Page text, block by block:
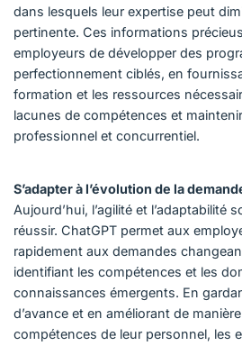
dans lesquels leur expertise peut
pertinente. Ces informations
employeurs de développer des
perfectionnement ciblés, en
formation et les ressources
lacunes de compétences et
professionnel et concurrentiel.
S’adapter à l’évolution de la
Aujourd’hui, l’agilité et l’adaptabilité
réussir. ChatGPT permet aux
rapidement aux demandes
identifiant les compétences et les
connaissances émergents. En
d’avance et en améliorant de
compétences de leur personnel, les